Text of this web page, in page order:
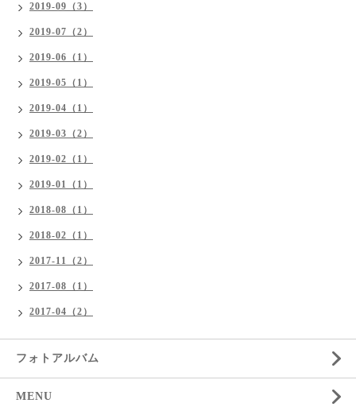
2019-09（3）
2019-07（2）
2019-06（1）
2019-05（1）
2019-04（1）
2019-03（2）
2019-02（1）
2019-01（1）
2018-08（1）
2018-02（1）
2017-11（2）
2017-08（1）
2017-04（2）
フォトアルバム
MENU